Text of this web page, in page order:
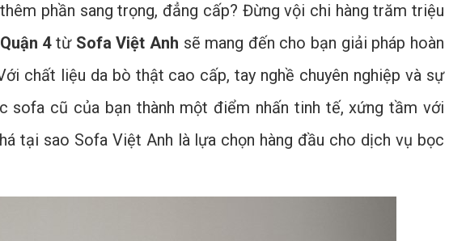
phần sang trọng, đẳng cấp? Đừng vội chi hàng trăm triệu
4từ Sofa Việt Anh sẽ mang đến cho bạn giải pháp hoàn
chất liệu da bò thật cao cấp, tay nghề chuyên nghiệp và sự
sofa cũ của bạn thành một điểm nhấn tinh tế, xứng tầm với
tại sao Sofa Việt Anh là lựa chọn hàng đầu cho dịch vụ bọc